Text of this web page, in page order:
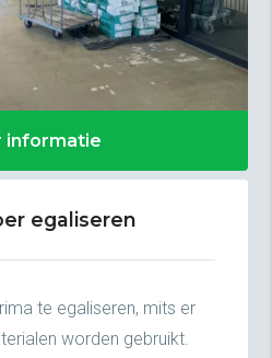
informatie
egaliseren
te egaliseren, mits er
worden gebruikt.